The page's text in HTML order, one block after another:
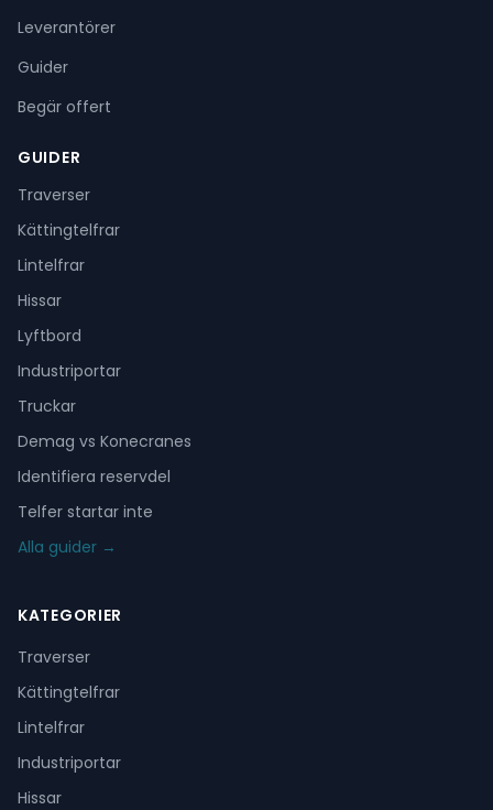
Leverantörer
Guider
Begär offert
GUIDER
Traverser
Kättingtelfrar
Lintelfrar
Hissar
Lyftbord
Industriportar
Truckar
Demag vs Konecranes
Identifiera reservdel
Telfer startar inte
Alla guider →
KATEGORIER
Traverser
Kättingtelfrar
Lintelfrar
Industriportar
Hissar